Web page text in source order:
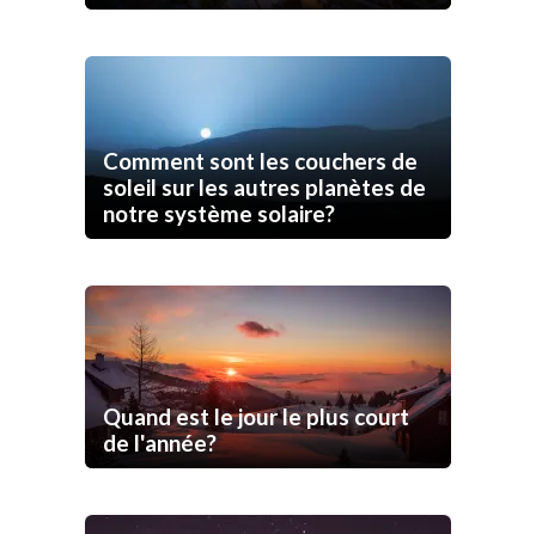
Comment sont les couchers de
soleil sur les autres planètes de
notre système solaire?
Quand est le jour le plus court
de l'année?